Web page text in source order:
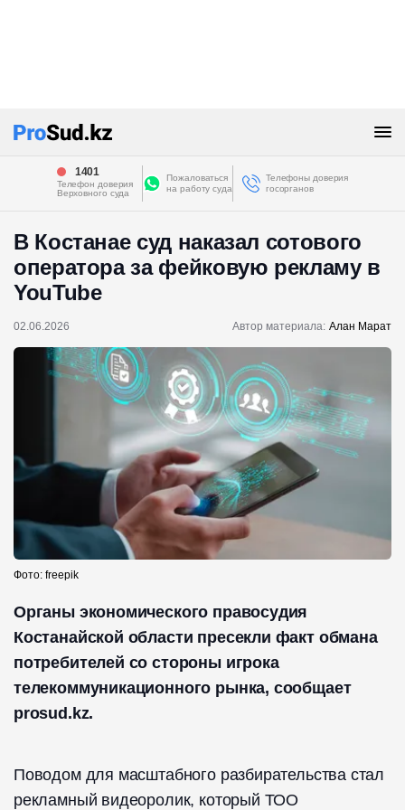
1401
Телефон доверия
Верховного суда
Пожаловаться
на работу суда
Телефоны доверия
госорганов
В Костанае суд наказал сотового
оператора за фейковую рекламу в
YouTube
02.06.2026 Автор материала: Алан Марат
Фото: freepik
Органы экономического правосудия
Костанайской области пресекли факт обмана
потребителей со стороны игрока
телекоммуникационного рынка, сообщает
prosud.kz.
Поводом для масштабного разбирательства стал
рекламный видеоролик, который ТОО